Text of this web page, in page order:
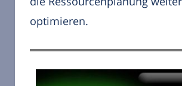
optimieren.